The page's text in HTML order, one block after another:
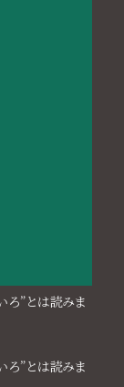
ろ”とは読みま
ろ”とは読みま